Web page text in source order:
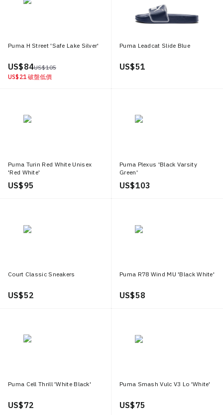
Puma H Street 'Safe Lake Silver'
US$ 84US$ 105
US$ 21 破盤低價
Puma Leadcat Slide Blue
US$ 51
Puma Turin Red White Unisex
'Red White'
US$ 95
Puma Plexus 'Black Varsity
Green'
US$ 103
Court Classic Sneakers
US$ 52
Puma R78 Wind MU 'Black White'
US$ 58
Puma Cell Thrill 'White Black'
US$ 72
Puma Smash Vulc V3 Lo 'White'
US$ 75